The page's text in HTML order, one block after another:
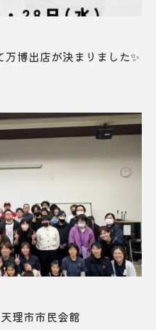
博出店が決まりました✨
理市市民会館